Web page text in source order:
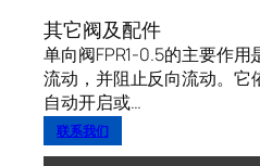
其它阀及配件
单向阀FPR1-0.5的主要作
流动，并阻止反向流动。它
自动开启或…
联系我们